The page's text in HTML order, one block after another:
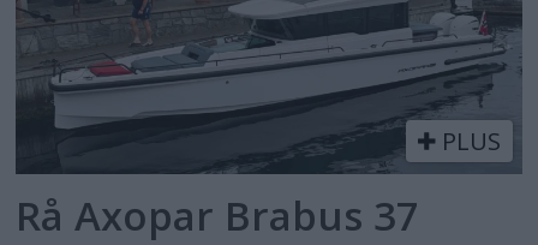
PLUS
Rå Axopar Brabus 37